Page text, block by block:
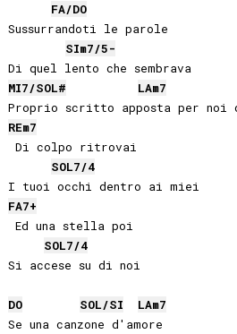
FA/DO
Sussurrandoti le parole
SIm7/5-
Di quel lento che sembrava
MI7/SOL# LAm7
REm7
Di colpo ritrovai
SOL7/4
FA7+
Ed una stella poi
SOL7/4
Si accese su di noi
DO SOL/SI LAm7
Se una canzone d'amore